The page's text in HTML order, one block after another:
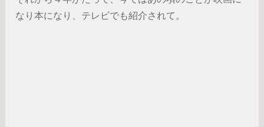
なり本になり、テレビでも紹介されて。